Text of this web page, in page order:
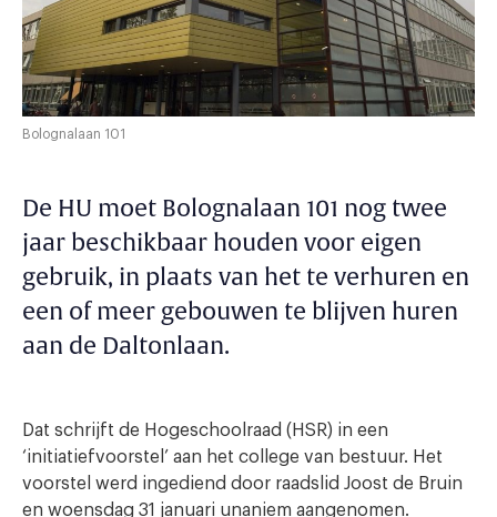
Bolognalaan 101
De HU moet Bolognalaan 101 nog twee
jaar beschikbaar houden voor eigen
gebruik, in plaats van het te verhuren en
een of meer gebouwen te blijven huren
aan de Daltonlaan.
Dat schrijft de Hogeschoolraad (HSR) in een
‘initiatiefvoorstel’ aan het college van bestuur. Het
voorstel werd ingediend door raadslid Joost de Bruin
en woensdag 31 januari unaniem aangenomen.